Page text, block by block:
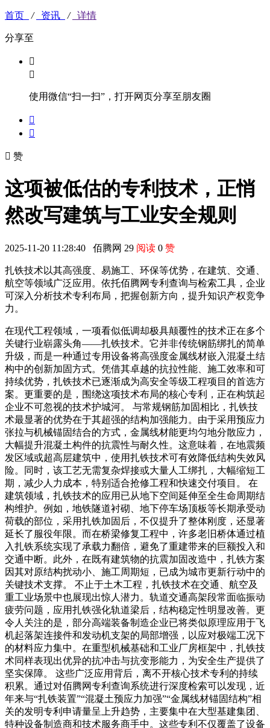
首页 / 资讯 / 详情
分享至


使用微信“扫一扫”，打开网页分享至朋友圈


 赞
这项被低估的专利技术，正悄
然改写建筑与工业安全规则
2025-11-20 11:28:40 佰腾网 29 阅读 0 赞
扎铁技术以其高强度、易施工、环保等优势，在建筑、交通、
航空等领域广泛应用。依托佰腾网专利查询与检索工具，企业
可深入分析技术专利布局，把握创新方向，提升知识产权竞争
力。
在现代工程领域，一项看似低调却极具颠覆性的技术正在多个
关键行业崭露头角——扎铁技术。它并非传统钢筋绑扎的简单
升级，而是一种通过专用设备将高强度金属线材嵌入混凝土结
构中的创新加固方式。凭借其卓越的抗拉性能、施工效率和可
持续优势，扎铁技术已逐渐成为高安全等级工程项目的首选方
案。更重要的是，围绕这项技术布局的核心专利，正在构筑起
企业不可忽视的技术护城河。 与常规钢筋加固相比，扎铁技
术最显著的优势在于其超强的结构加强能力。由于采用预应力
张拉与机械锚固结合的方式，金属线材能更均匀地分散应力，
大幅提升混凝土构件的抗震性与耐久性。这意味着，在地震频
发区域或超高层建筑中，使用扎铁技术可有效降低结构失效风
险。同时，该工艺无需复杂焊接或大量人工绑扎，大幅缩短工
期，减少人力成本，特别适合抢修工程和快速交付项目。 在
建筑领域，扎铁技术的应用已从地下空间延伸至全生命周期结
构维护。例如，地铁隧道衬砌、地下停车场顶板等长期承受动
荷载的部位，采用扎铁加固后，不仅提升了整体刚度，还显著
延长了服役年限。而在桥梁修复工程中，许多老旧桥体通过植
入扎铁系统实现了承载力翻倍，避免了重建带来的巨额投入和
交通中断。此外，在既有建筑物的抗震加固改造中，扎铁方案
因其对原结构扰动小、施工周期短，已成为城市更新行动中的
关键技术支撑。 不止于土木工程，扎铁技术在交通、航空及
重工业场景中也展现出惊人潜力。轨道交通高架段常面临振动
疲劳问题，应用扎铁强化轨道梁后，结构稳定性明显改善。更
令人关注的是，部分高端装备制造企业已将类似原理应用于飞
机起落架连接件和发动机支架的局部增强，以应对极端工况下
的材料应力集中。在重型机械基础和工业厂房框架中，扎铁技
术同样表现出优异的抗冲击与抗变形能力，为安全生产提供了
坚实保障。 这些广泛应用背后，离不开核心技术专利的持续
积累。通过对佰腾网专利查询系统进行深度检索可以发现，近
年来与“扎铁装置”“混凝土预应力加强”“金属线材锚固结构”相
关的发明专利申请量呈上升趋势，主要集中在大型基建集团、
特种设备制造商和技术服务商手中。这些专利不仅覆盖了设备